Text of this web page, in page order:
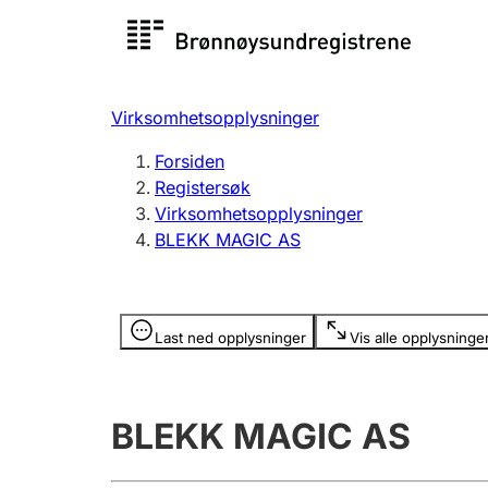
Registersøk
Registrere, endre, slette
Virksomhetsopplysninger
Forsiden
Registersøk
Virksomhetsopplysninger
BLEKK MAGIC AS
Last ned opplysninger Vis alle
Opplysninger er skjult
BLEKK MAGIC AS